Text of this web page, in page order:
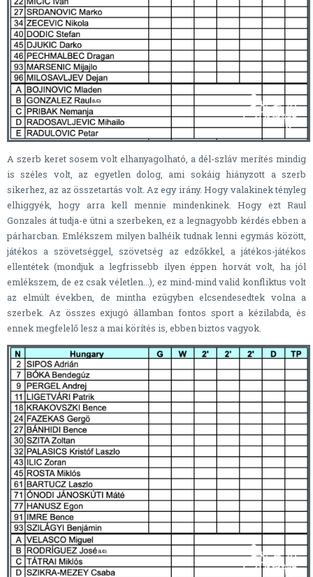
A szerb keret sosem volt elhanyagolható, a dél-szláv merítés mindig
is széles volt, az egyetlen dolog, ami sokáig hiányzott a szerb
sikerhez, az az összetartás volt. Az egy irány. Hogy valakinek tényleg
elhiggyék, hogy arra kell mennie mindenkinek. Hogy ezt Raul
Gonzales át tudja-e ütni a szerbeken, ez a legnagyobb kérdés ebben a
párharcban. Emlékszem milyen balhéik tudnak lenni egymás között,
játékos a szövetséggel, szövetség az edzőkkel, a játékos-játékos
ellentétek (mondjuk a legfrissebb ilyen éppen horvát volt, ha jól
emlékszem, de ez csak véletlen...), ez mind-mind valid konfliktus volt
az elmúlt években, de mintha ezügyben elcsendesedtek volna a
szerbek. Az összes exjugó államban fontos sport a kézilabda, és
ennek megfelelő lesz a mai körítés is, ebben biztos vagyok.